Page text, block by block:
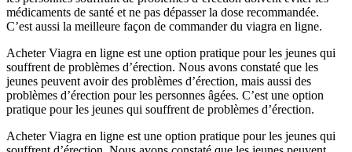
médicaments de santé et ne pas dépasser la dose recommandée.
C’est aussi la meilleure façon de commander du viagra en ligne.
Acheter Viagra en ligne est une option pratique pour les jeunes qui
souffrent de problèmes d’érection. Nous avons constaté que les
jeunes peuvent avoir des problèmes d’érection, mais aussi des
problèmes d’érection pour les personnes âgées. C’est une option
pratique pour les jeunes qui souffrent de problèmes d’érection.
Acheter Viagra en ligne est une option pratique pour les jeunes qui